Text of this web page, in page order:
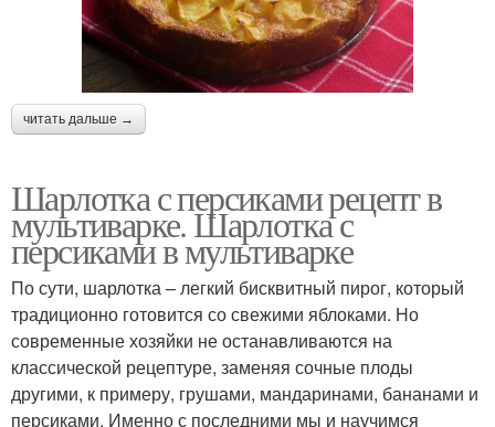
читать дальше →
Шарлотка с персиками рецепт в
мультиварке. Шарлотка с
персиками в мультиварке
По сути, шарлотка – легкий бисквитный пирог, который
традиционно готовится со свежими яблоками. Но
современные хозяйки не останавливаются на
классической рецептуре, заменяя сочные плоды
другими, к примеру, грушами, мандаринами, бананами и
персиками. Именно с последними мы и научимся